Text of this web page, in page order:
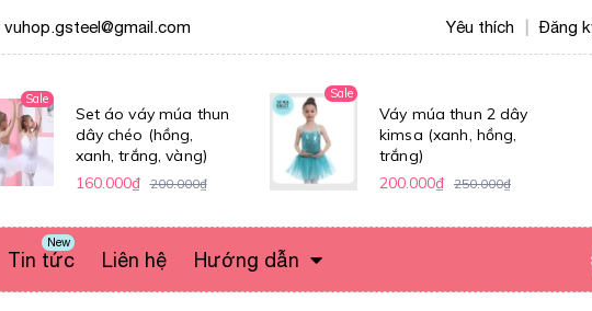
vuhop.gsteel@gmail.com Yêu thích Đăng
Sale
Set áo váy múa thun
dây chéo (hồng,
xanh, trắng, vàng)
160.000₫ 200.000₫
Sale
Váy múa thun 2 dây
kimsa (xanh, hồng,
trắng)
200.000₫ 250.000₫
Tin tức
New
Liên hệ Hướng dẫn